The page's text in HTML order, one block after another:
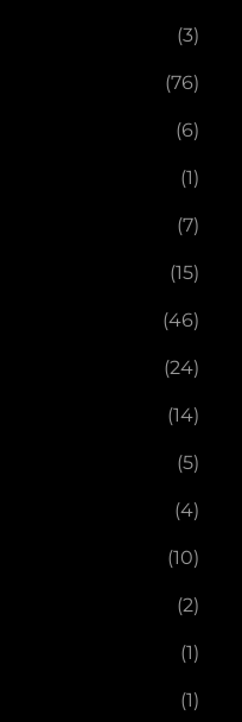
(3)
(76)
(6)
(1)
(7)
(15)
(46)
(24)
(14)
(5)
(4)
(10)
(2)
(1)
(1)